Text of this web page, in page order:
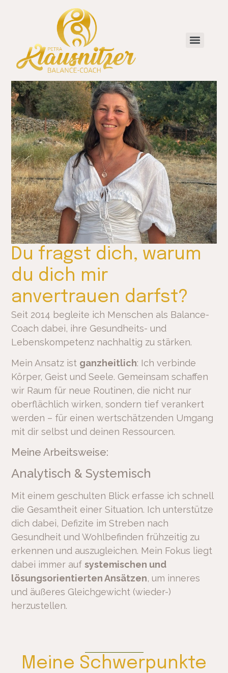
Du fragst dich, warum
du dich mir
anvertrauen darfst?
Seit 2014 begleite ich Menschen als Balance-
Coach dabei, ihre Gesundheits- und
Lebenskompetenz nachhaltig zu stärken.
Mein Ansatz ist ganzheitlich: Ich verbinde
Körper, Geist und Seele. Gemeinsam schaffen
wir Raum für neue Routinen, die nicht nur
oberflächlich wirken, sondern tief verankert
werden – für einen wertschätzenden Umgang
mit dir selbst und deinen Ressourcen.
Meine Arbeitsweise:
Analytisch & Systemisch
Mit einem geschulten Blick erfasse ich schnell
die Gesamtheit einer Situation. Ich unterstütze
dich dabei, Defizite im Streben nach
Gesundheit und Wohlbefinden frühzeitig zu
erkennen und auszugleichen. Mein Fokus liegt
dabei immer auf systemischen und
lösungsorientierten Ansätzen, um inneres
und äußeres Gleichgewicht (wieder-)
herzustellen.
Meine Schwerpunkte